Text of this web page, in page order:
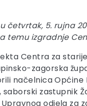
četvrtak, 5. rujna
temu izgradnje
Centra za
zagorska
načelnica Općine
saborski zastupnik
odjela za